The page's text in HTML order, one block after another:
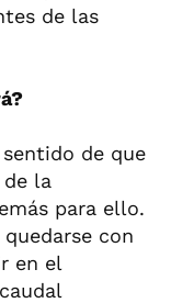
de las
de que
la
para ello.
con
en el